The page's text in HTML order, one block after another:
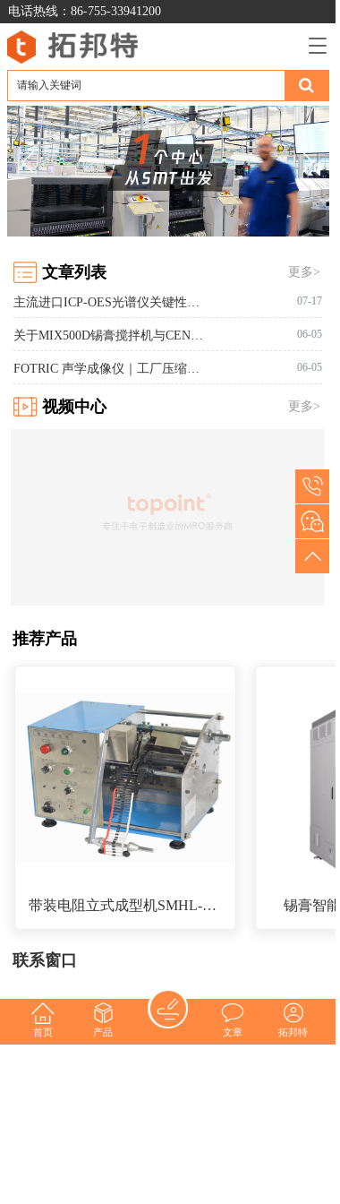
T
g
l
e
n
a
v
i
g
i
o
n
电话热线：86-755-33941200
文章列表
主流进口ICP-OES光谱仪关键性能对比及实验室选型应用研究 07-17
关于MIX500D锡膏搅拌机与CEN3055胶水脱泡机的型号更新通知 06-05
FOTRIC 声学成像仪｜工厂压缩空气泄漏检测落地案例 06-05
更多>
视频中心 更多>
推荐产品
带装电阻立式成型机SMHL-101FB 锡膏智
联系窗口
首页 产品 文章 拓邦特